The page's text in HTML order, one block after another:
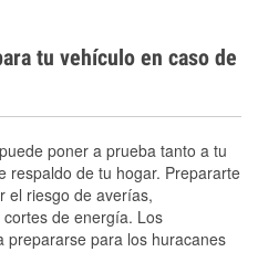
tu vehículo en caso de
poner a prueba tanto a tu
respaldo de tu hogar. Prepararte
el riesgo de averías,
de energía. Los
prepararse para los huracanes